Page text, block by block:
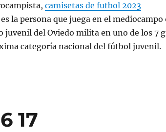
camisetas de futbol 2023
la persona que juega en el mediocampo
juvenil del Oviedo milita en uno de los 7
categoría nacional del fútbol juvenil.
17